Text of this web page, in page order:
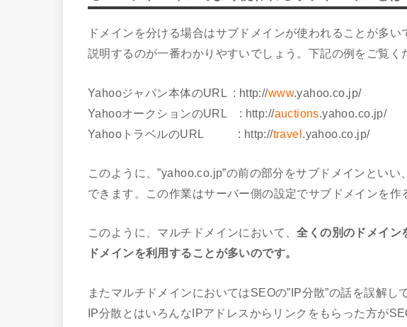
ドメインを分ける場合はサブドメインが使われることが多
説明するのが一番わかりやすいでしょう。下記の例をご覧く
Yahooジャパン本体のURL : http://www.yahoo.co.jp/
YahooオークションのURL : http://auctions .yahoo.co.jp/
YahooトラベルのURL : http://travel .yahoo.co.jp/
このように、”yahoo.co.jp”の前の部分をサブドメインとい
できます。この作業はサーバー側の設定でサブドメインを作
このように、マルチドメインにおいて、全くの別のドメイン
ドメインを利用することが多いのです。
またマルチドメインにおいてはSEOの”IP分散”の話を誤解し
IP分散とはいろんなIPアドレスからリンクをもらった方が